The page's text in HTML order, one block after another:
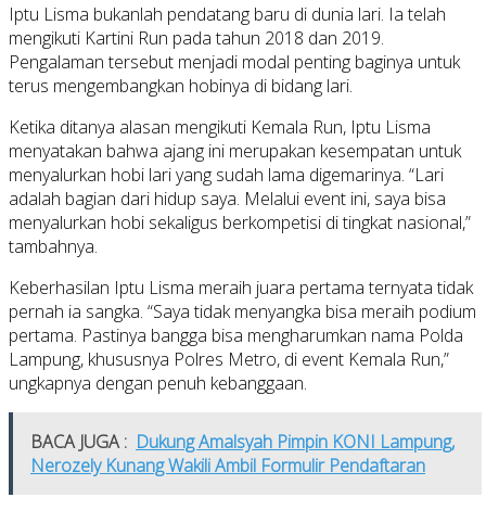
Iptu Lisma bukanlah pendatang baru di dunia lari. Ia telah
mengikuti Kartini Run pada tahun 2018 dan 2019.
Pengalaman tersebut menjadi modal penting baginya untuk
terus mengembangkan hobinya di bidang lari.
Ketika ditanya alasan mengikuti Kemala Run, Iptu Lisma
menyatakan bahwa ajang ini merupakan kesempatan untuk
menyalurkan hobi lari yang sudah lama digemarinya. “Lari
adalah bagian dari hidup saya. Melalui event ini, saya bisa
menyalurkan hobi sekaligus berkompetisi di tingkat nasional,”
tambahnya.
Keberhasilan Iptu Lisma meraih juara pertama ternyata tidak
pernah ia sangka. “Saya tidak menyangka bisa meraih podium
pertama. Pastinya bangga bisa mengharumkan nama Polda
Lampung, khususnya Polres Metro, di event Kemala Run,”
ungkapnya dengan penuh kebanggaan.
BACA JUGA : Dukung Amalsyah Pimpin KONI Lampung,
Nerozely Kunang Wakili Ambil Formulir Pendaftaran